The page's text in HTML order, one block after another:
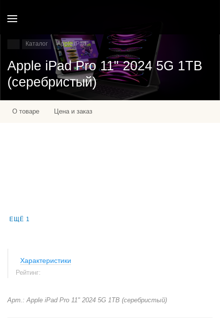
Каталог Apple IPad
Apple iPad Pro 11" 2024 5G 1TB
(серебристый)
О товаре Цена и заказ
ЕЩЁ 1
Характеристики
Рейтинг:
Арт.: Apple iPad Pro 11" 2024 5G 1TB (серебристый)